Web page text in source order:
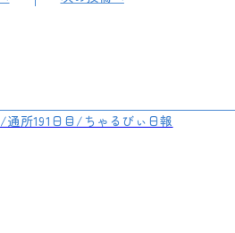
通所191日目/ちゃるびぃ日報